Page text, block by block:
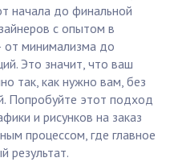
начала до финальной
с опытом в
от минимализма до
Это значит, что ваш
так, как нужно вам, без
Попробуйте этот подход
и рисунков на заказ
процессом, где главное
результат.